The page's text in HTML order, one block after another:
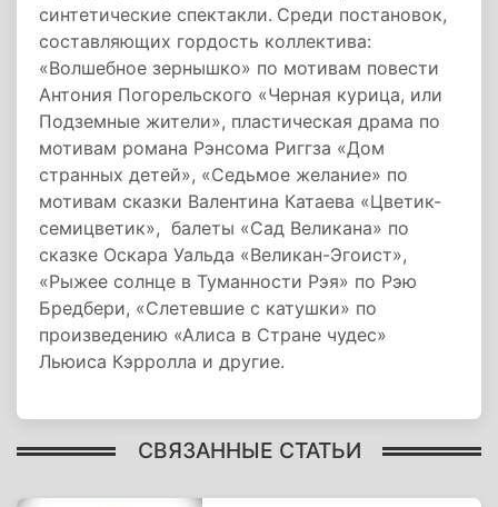
синтетические спектакли. Среди постановок,
составляющих гордость коллектива:
«Волшебное зернышко» по мотивам повести
Антония Погорельского «Черная курица, или
Подземные жители», пластическая драма по
мотивам романа Рэнсома Риггза «Дом
странных детей», «Седьмое желание» по
мотивам сказки Валентина Катаева «Цветик-
семицветик», балеты «Сад Великана» по
сказке Оскара Уальда «Великан-Эгоист»,
«Рыжее солнце в Туманности Рэя» по Рэю
Бредбери, «Слетевшие с катушки» по
произведению «Алиса в Стране чудес»
Льюиса Кэрролла и другие.
СВЯЗАННЫЕ СТАТЬИ